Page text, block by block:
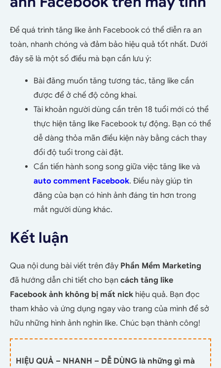
Để quá trình tăng like ảnh Facebook có thể diễn ra an
toàn, nhanh chóng và đảm bảo hiệu quả tốt nhất. Dưới
đây sẽ là một số điều mà bạn cần lưu ý:
Bài đăng muốn tăng tương tác, tăng like cần
được để ở chế độ công khai.
Tài khoản người dùng cần trên 18 tuổi mới có thể
thực hiện tăng like Facebook tự động. Bạn có thể
dễ dàng thỏa mãn điều kiện này bằng cách thay
đổi độ tuổi trong cài đặt.
Cần tiến hành song song giữa việc tăng like và
auto comment Facebook. Điều này giúp tin
đăng của bạn có hình ảnh đáng tin hơn trong
mắt người dùng khác.
Kết luận
Qua nội dung bài viết trên đây Phần Mềm Marketing
đã hướng dẫn chi tiết cho bạn cách tăng like
Facebook ảnh không bị mất nick hiệu quả. Bạn đọc
tham khảo và ứng dụng ngay vào trang của mình để sở
hữu những hình ảnh nghìn like. Chúc bạn thành công!
HIỆU QUẢ – NHANH – DỄ DÙNG là những gì mà